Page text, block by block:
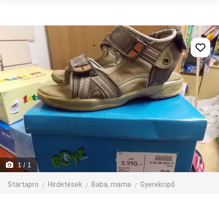
1 / 1
Startapro Hirdetések Baba, mama Gyerekcipő